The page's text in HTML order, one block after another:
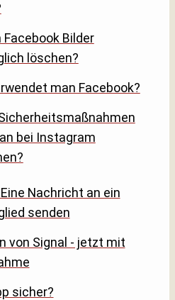
Facebook Bilder
löschen?
man Facebook?
bei Instagram
Nachricht an ein
senden
von Signal - jetzt mit
sicher?